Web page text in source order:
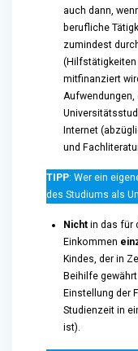
auch dann,
berufliche
zumindest
mitfinanziert
Aufwendungen,
Internet
und
TIPP: Wer ein
des Studiums als
Nicht in das für
Einkommen
Kindes, der in
Beihilfe
Einstellung der
Studienzeit in
ist).